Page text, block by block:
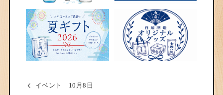
イベント 10月8日